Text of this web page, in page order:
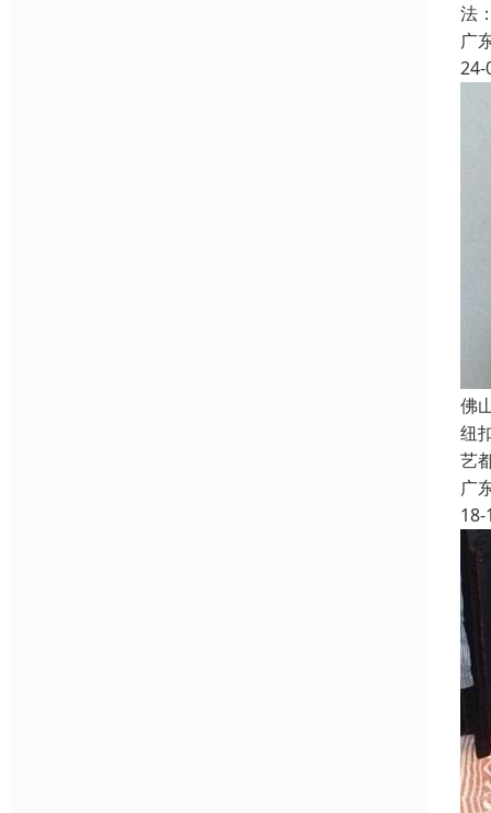
法
广
24-
佛
纽
艺
广
18-